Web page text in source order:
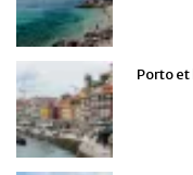
Porto